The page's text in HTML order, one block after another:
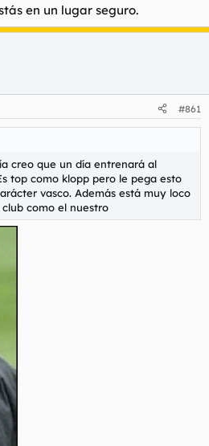
en un lugar seguro.
#861
creo que un día entrenará al
top como klopp pero le pega esto
vasco. Además está muy loco
como el nuestro